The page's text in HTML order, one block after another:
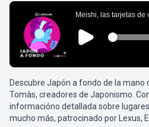
Descubre Japón a fondo de la mano
Tomàs, creadores de Japonismo.
informacióno detallada sobre
mucho más, patrocinado por Lexus,